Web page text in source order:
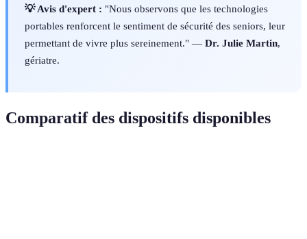
💡 Avis d'expert : "Nous observons que les technologies
portables renforcent le sentiment de sécurité des seniors, leur
permettant de vivre plus sereinement." — Dr. Julie Martin,
gériatre.
Comparatif des dispositifs disponibles